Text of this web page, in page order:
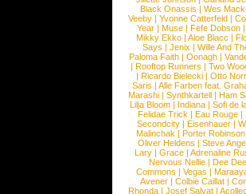
Black Onassis | Wes Mack
Veeby | Yvonne Catterfeld |
Year| Muse| Fefe Dobson|
Mikky Ekko | Aloe Blacc |
Says | Jenix | Wille And
Paloma Faith| Oonagh|
| Rooftop Runners | Two
| Ricardo Bielecki | Otto
Saris | Alle Farben feat.
Marashi | Synthkartell | Ham
Lilja Bloom | Indiana | Sofi de
Felidae Trick | Eau Rouge |
Secondcity| Eisenhauer|
Malinchak | Porter Robinson
Oliver Heldens | Steve
Lary | Grace | Adrenaline
Nervous Nellie | Dee
Commons | Vegas |
Avener | Colbie Caillat |
Rhonda | Josef Salvat |